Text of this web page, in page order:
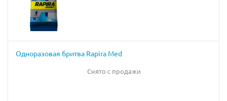
Одноразовая бритва Rapira Med
Снято с продажи